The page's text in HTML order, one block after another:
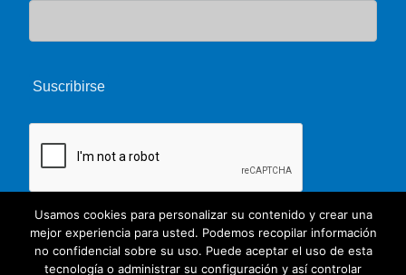
Usamos cookies para personalizar su contenido y crear una
mejor experiencia para usted. Podemos recopilar información
no confidencial sobre su uso. Puede aceptar el uso de esta
tecnología o administrar su configuración y así controlar